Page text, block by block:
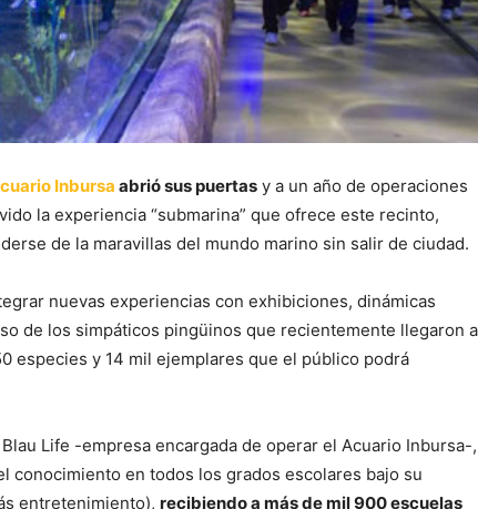
Inbursa abrió sus puertas y a un año de operaciones
la experiencia “submarina” que ofrece este recinto,
de la maravillas del mundo marino sin salir de ciudad.
nuevas experiencias con exhibiciones, dinámicas
de los simpáticos pingüinos que recientemente llegaron
especies y 14 mil ejemplares que el público podrá
Life -empresa encargada de operar el Acuario Inbursa-,
conocimiento en todos los grados escolares bajo su
entretenimiento), recibiendo a más de mil 900 escuelas